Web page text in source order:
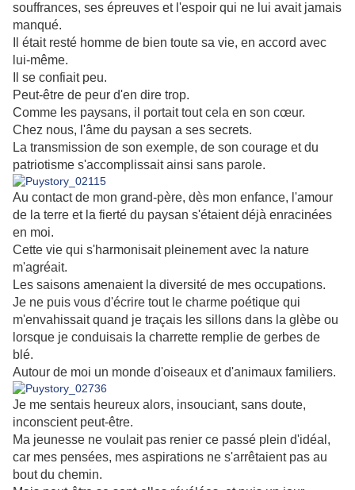
souffrances, ses épreuves et l'espoir qui ne lui avait jamais
manqué.
Il était resté homme de bien toute sa vie, en accord avec
lui-même.
Il se confiait peu.
Peut-être de peur d'en dire trop.
Comme les paysans, il portait tout cela en son cœur.
Chez nous, l'âme du paysan a ses secrets.
La transmission de son exemple, de son courage et du
patriotisme s'accomplissait ainsi sans parole.
Au contact de mon grand-père, dès mon enfance, l'amour
de la terre et la fierté du paysan s'étaient déjà enracinées
en moi.
Cette vie qui s'harmonisait pleinement avec la nature
m'agréait.
Les saisons amenaient la diversité de mes occupations.
Je ne puis vous d'écrire tout le charme poétique qui
m'envahissait quand je traçais les sillons dans la glèbe ou
lorsque je conduisais la charrette remplie de gerbes de
blé.
Autour de moi un monde d'oiseaux et d'animaux familiers.
Je me sentais heureux alors, insouciant, sans doute,
inconscient peut-être.
Ma jeunesse ne voulait pas renier ce passé plein d'idéal,
car mes pensées, mes aspirations ne s'arrêtaient pas au
bout du chemin.